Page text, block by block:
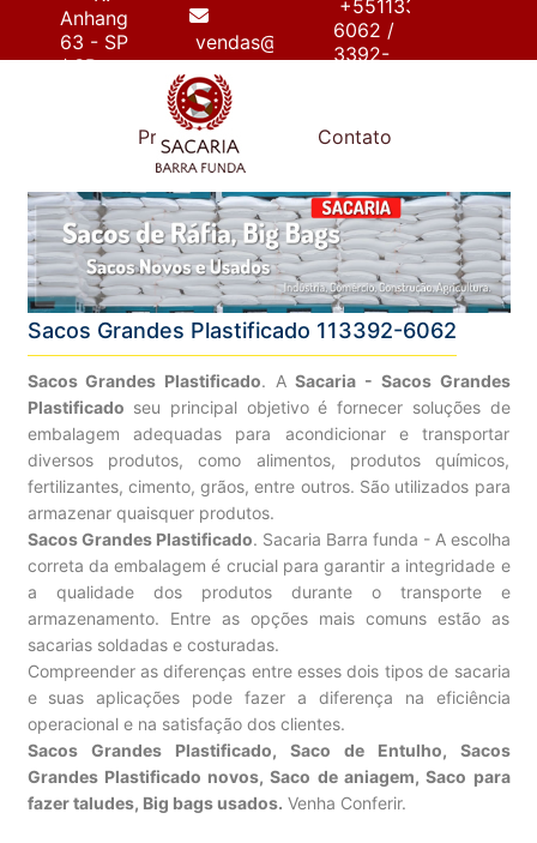
Anhanguera,
63 - SP
/ SP
vendas@sacariabarrafunda.com.br
+55113392-
6062 /
3392-
Produtos Contato
Sacos Grandes Plastificado 113392-6062
Sacos Grandes Plastificado. ASacaria - Sacos Grandes
Plastificado seu principal objetivo é fornecer soluções de
embalagem adequadas para acondicionar e transportar
diversos produtos, como alimentos, produtos químicos,
fertilizantes, cimento, grãos, entre outros. São utilizados para
armazenar quaisquer produtos.
Sacos Grandes Plastificado. Sacaria Barra funda - A escolha
correta da embalagem é crucial para garantir a integridade e
a qualidade dos produtos durante o transporte e
armazenamento. Entre as opções mais comuns estão as
sacarias soldadas e costuradas.
Compreender as diferenças entre esses dois tipos de sacaria
e suas aplicações pode fazer a diferença na eficiência
operacional e na satisfação dos clientes.
Sacos Grandes Plastificado, Saco de Entulho, Sacos
Grandes Plastificado novos, Saco de aniagem, Saco para
fazer taludes, Big bags usados. Venha Conferir.